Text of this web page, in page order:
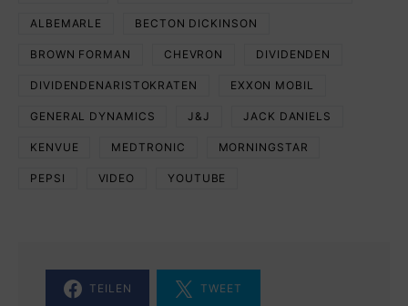
ALBEMARLE BECTON DICKINSON
BROWN FORMAN CHEVRON DIVIDENDEN
DIVIDENDENARISTOKRATEN EXXON MOBIL
GENERAL DYNAMICS J&J JACK DANIELS
KENVUE MEDTRONIC MORNINGSTAR
PEPSI VIDEO YOUTUBE
TEILEN TWEET